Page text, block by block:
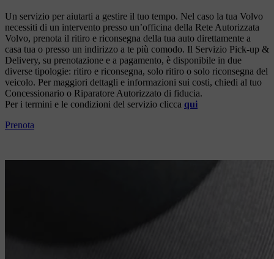
Un servizio per aiutarti a gestire il tuo tempo. Nel caso la tua Volvo
necessiti di un intervento presso un’officina della Rete Autorizzata
Volvo, prenota il ritiro e riconsegna della tua auto direttamente a
casa tua o presso un indirizzo a te più comodo. Il Servizio Pick-up &
Delivery, su prenotazione e a pagamento, è disponibile in due
diverse tipologie: ritiro e riconsegna, solo ritiro o solo riconsegna del
veicolo. Per maggiori dettagli e informazioni sui costi, chiedi al tuo
Concessionario o Riparatore Autorizzato di fiducia.
Per i termini e le condizioni del servizio clicca qui
Prenota